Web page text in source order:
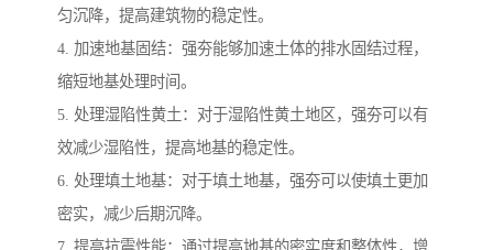
匀沉降，提高建筑物的稳定性。
4. 加速地基固结：强夯能够加速土体的排水固结过程，
缩短地基处理时间。
5. 处理湿陷性黄土：对于湿陷性黄土地区，强夯可以有
效减少湿陷性，提高地基的稳定性。
6. 处理填土地基：对于填土地基，强夯可以使填土更加
密实，减少后期沉降。